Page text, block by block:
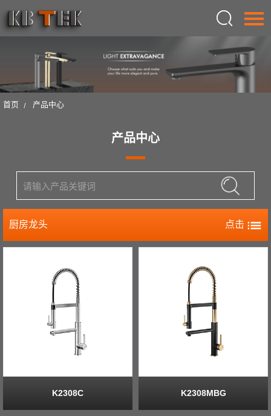
语言： English
首页
新闻中心
联系我们
首页 产品中心
产品中心
厨房龙头 点击
K2308C K2308MBG